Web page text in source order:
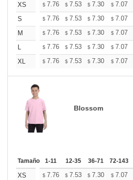
XS $ 7.76 $ 7.53 $ 7.30 $ 7.07
S
$ 7.76 $ 7.53 $ 7.30 $ 7.07
M
$ 7.76 $ 7.53 $ 7.30 $ 7.07
L
$ 7.76 $ 7.53 $ 7.30 $ 7.07
XL
$ 7.76 $ 7.53 $ 7.30 $ 7.07
Blossom
Tamaño 1-11 12-35 36-71 72-143
XS $ 7.76 $ 7.53 $ 7.30 $ 7.07